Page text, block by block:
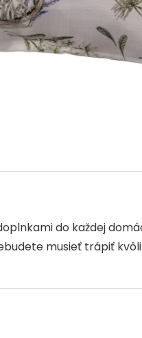
do každej
musieť trápiť